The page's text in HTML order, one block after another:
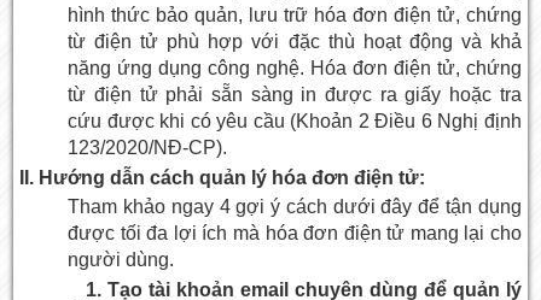
hình thức bảo quản, lưu trữ hóa đơn điện tử, chứng
từ điện tử phù hợp với đặc thù hoạt động và khả
năng ứng dụng công nghệ. Hóa đơn điện tử, chứng
từ điện tử phải sẵn sàng in được ra giấy hoặc tra
cứu được khi có yêu cầu (Khoản 2 Điều 6 Nghị định
123/2020/NĐ-CP).
II. Hướng dẫn cách quản lý hóa đơn điện tử:
Tham khảo ngay 4 gợi ý cách dưới đây để tận dụng
được tối đa lợi ích mà hóa đơn điện tử mang lại cho
người dùng.
1. Tạo tài khoản email chuyên dùng để quản lý